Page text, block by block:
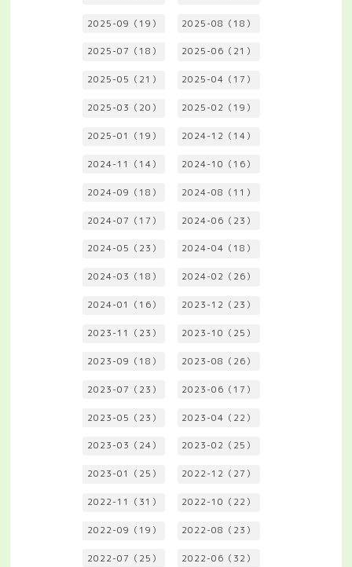
2025-09（19） 2025-08（18）
2025-07（18） 2025-06（21）
2025-05（21） 2025-04（17）
2025-03（20） 2025-02（19）
2025-01（19） 2024-12（14）
2024-11（14） 2024-10（16）
2024-09（18） 2024-08（11）
2024-07（17） 2024-06（23）
2024-05（23） 2024-04（18）
2024-03（18） 2024-02（26）
2024-01（16） 2023-12（23）
2023-11（23） 2023-10（25）
2023-09（18） 2023-08（26）
2023-07（23） 2023-06（17）
2023-05（23） 2023-04（22）
2023-03（24） 2023-02（25）
2023-01（25） 2022-12（27）
2022-11（31） 2022-10（22）
2022-09（19） 2022-08（23）
2022-07（25） 2022-06（32）